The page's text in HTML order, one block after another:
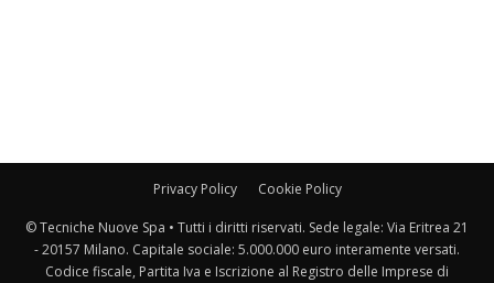
Privacy Policy Cookie Policy
© Tecniche Nuove Spa • Tutti i diritti riservati. Sede legale: Via Eritrea 21
- 20157 Milano. Capitale sociale: 5.000.000 euro interamente versati.
Codice fiscale, Partita Iva e Iscrizione al Registro delle Imprese di